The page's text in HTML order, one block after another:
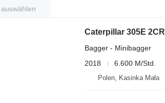
Caterpillar 305E 2CR
Bagger - Minibagger
2018
6.600 M/Std.
Polen, Kasinka Mała